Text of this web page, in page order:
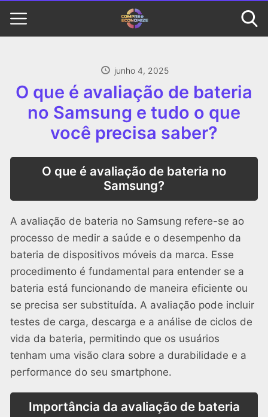
junho 4, 2025
O que é avaliação de bateria
no Samsung e tudo o que
você precisa saber?
O que é avaliação de bateria no
Samsung?
A avaliação de bateria no Samsung refere-se ao
processo de medir a saúde e o desempenho da
bateria de dispositivos móveis da marca. Esse
procedimento é fundamental para entender se a
bateria está funcionando de maneira eficiente ou
se precisa ser substituída. A avaliação pode incluir
testes de carga, descarga e a análise de ciclos de
vida da bateria, permitindo que os usuários
tenham uma visão clara sobre a durabilidade e a
performance do seu smartphone.
Importância da avaliação de bateria